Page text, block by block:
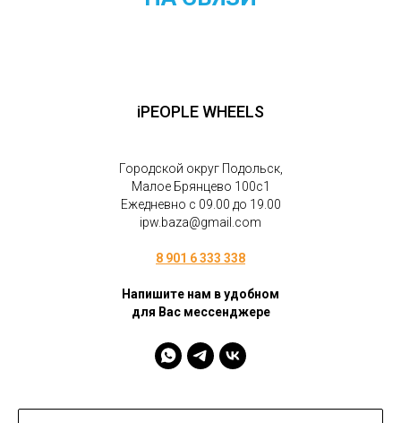
iPEOPLE WHEELS
Городской округ Подольск,
Малое Брянцево 100с1
Ежедневно с 09.00 до 19.00
ipw.baza@gmail.com
8 901 6 333 338
Напишите нам в удобном
для Вас мессенджере